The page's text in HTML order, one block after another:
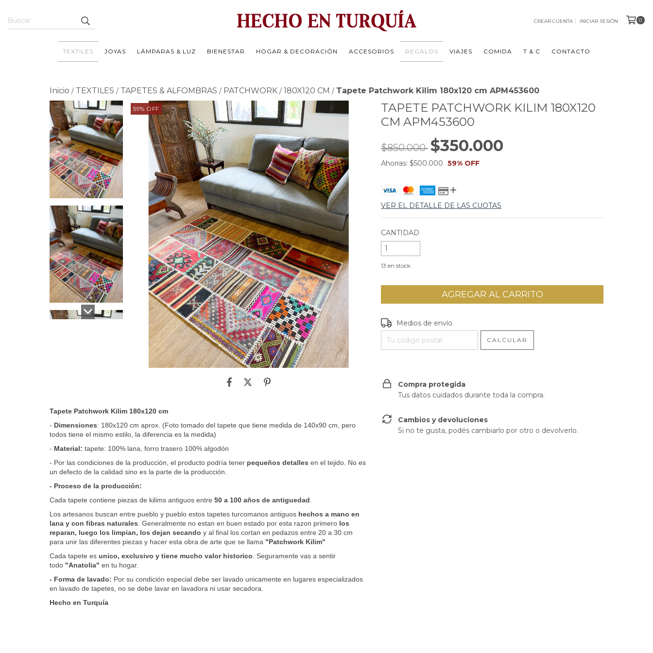
CREAR CUENTA INICIAR SESIÓN 0
TEXTILES JOYAS LÁMPARAS & LUZ BIENESTAR HOGAR & DECORACIÓN ACCESORIOS REGALOS VIAJES COMIDA T & C CONTACTO
Inicio / TEXTILES / TAPETES & ALFOMBRAS / PATCHWORK / 180X120 CM / Tapete Patchwork Kilim 180x120 cm APM453600
59% OFF
Tapete Patchwork Kilim 180x120 cm
- Dimensiones: 180x120 cm aprox. (Foto tomado del tapete que tiene medida de 140x90 cm, pero
todos tiene el mismo estilo, la diferencia es la medida)
- Material: tapete: 100% lana, forro trasero 100% algodón
- Por las condiciones de la producción, el producto podría tener pequeños detalles en el tejido. No es
un defecto de la calidad sino es la parte de la producción.
- Proceso de la producción:
Cada tapete contiene piezas de kilims antiguos entre 50 a 100 años de antiguedad
Los artesanos buscan entre pueblo y pueblo estos tapetes turcomanos antiguos hechos a mano en
lana y con fibras naturales . Generalmente no estan en buen estado por esta razon primero los
reparan, luego los limpian, los dejan secando y al final los cortan en pedazos entre 20 a 30 cm
para unir las diferentes piezas y hacer esta obra de arte que se llama "Patchwork Kilim"
Cada tapete es unico, exclusivo y tiene mucho valor historico . Seguramente vas a sentir
todo "Anatolia" en tu hogar.
- Forma de lavado: Por su condición especial debe ser lavado unicamente en lugares especializados
en lavado de tapetes, no se debe lavar en lavadora ni usar secadora.
Hecho en Turquía
TAPETE PATCHWORK KILIM 180X120
CM APM453600
$850.000 $350.000
Ahorras: $500.000 59% OFF
VER EL DETALLE DE LAS CUOTAS
CANTIDAD
13 en stock
Entregas para el CP:
Medios de envío
CALCULAR
Compra protegida
Tus datos cuidados durante toda la compra.
Cambios y devoluciones
Si no te gusta, podés cambiarlo por otro o devolverlo.